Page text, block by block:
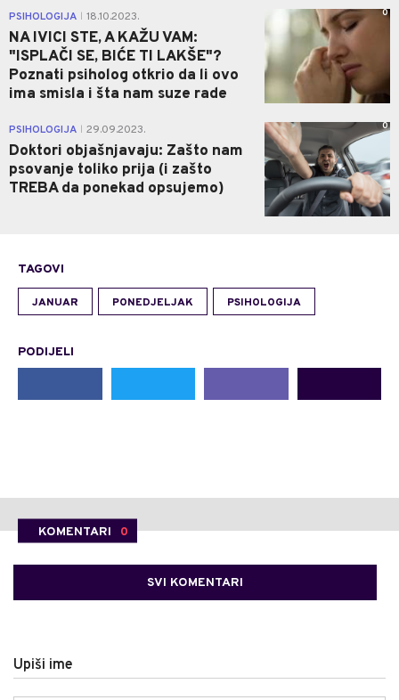
PSIHOLOGIJA 18.10.2023.
NA IVICI STE, A KAŽU VAM:
"ISPLAČI SE, BIĆE TI LAKŠE"?
Poznati psiholog otkrio da li ovo
ima smisla i šta nam suze rade
0
PSIHOLOGIJA 29.09.2023.
Doktori objašnjavaju: Zašto nam
psovanje toliko prija (i zašto
TREBA da ponekad opsujemo)
0
TAGOVI
JANUAR PONEDJELJAK PSIHOLOGIJA
PODIJELI
KOMENTARI 0
SVI KOMENTARI
Upiši ime